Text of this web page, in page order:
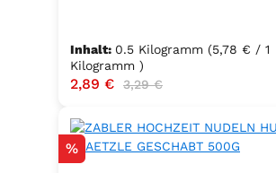
Inhalt: 0.5 Kilogramm (5,78 € / 1
Kilogramm )
Verkaufspreis:
2,89 € Regulärer Preis:
3,29 €
Rabatt
%